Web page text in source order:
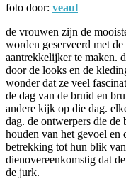
foto door: veaul
de vrouwen zijn de
worden geserveerd met
aantrekkelijker te maken.
door de looks en de
wonder dat ze veel
de dag van de bruid en
andere kijk op die dag.
dag. de ontwerpers die
houden van het gevoel
betrekking tot hun blik
dienovereenkomstig dat
de jurk.